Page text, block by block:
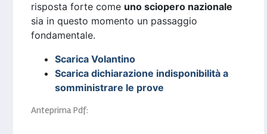
risposta forte come uno sciopero nazionale
sia in questo momento un passaggio
fondamentale.
Scarica Volantino
Scarica dichiarazione indisponibilità a
somministrare le prove
Anteprima Pdf: